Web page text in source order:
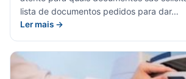
lista de documentos pedidos para dar…
Ler mais →